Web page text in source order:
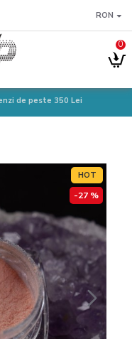
RON
0
de peste 350 Lei
HOT
-27 %